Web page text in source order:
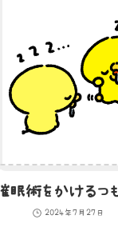
2024年7月27日